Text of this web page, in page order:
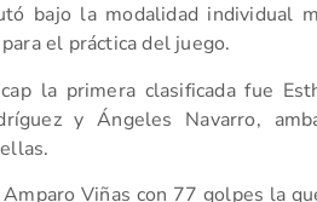
bajo la modalidad individual
el práctica del juego.
la primera clasificada fue
y Ángeles Navarro,
Viñas con 77 golpes la